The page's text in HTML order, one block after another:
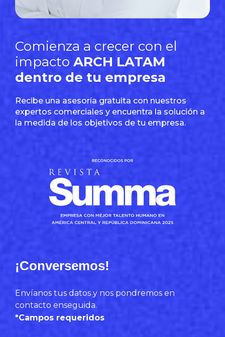
Comienza a crecer con el
impacto ARCH LATAM
dentro de tu empresa
Recibe una asesoría gratuita con nuestros
expertos comerciales y encuentra la solución a
la medida de los objetivos de tu empresa.
¡Conversemos!
Envíanos tus datos y nos pondremos en
contacto enseguida.
*Campos requeridos